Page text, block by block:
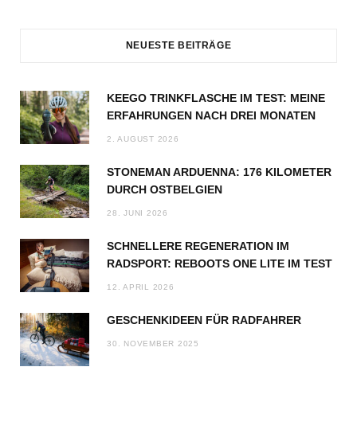
NEUESTE BEITRÄGE
KEEGO TRINKFLASCHE IM TEST: MEINE
ERFAHRUNGEN NACH DREI MONATEN
2. AUGUST 2026
STONEMAN ARDUENNA: 176 KILOMETER
DURCH OSTBELGIEN
28. JUNI 2026
SCHNELLERE REGENERATION IM
RADSPORT: REBOOTS ONE LITE IM TEST
12. APRIL 2026
GESCHENKIDEEN FÜR RADFAHRER
30. NOVEMBER 2025